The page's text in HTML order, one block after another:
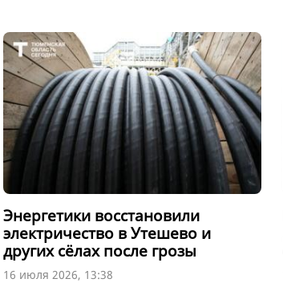
Энергетики восстановили
электричество в Утешево и
других сёлах после грозы
16 июля 2026, 13:38